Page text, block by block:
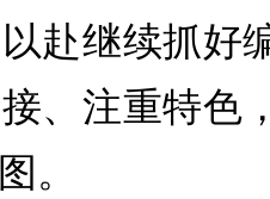
赴继续抓好
、注重特色
。